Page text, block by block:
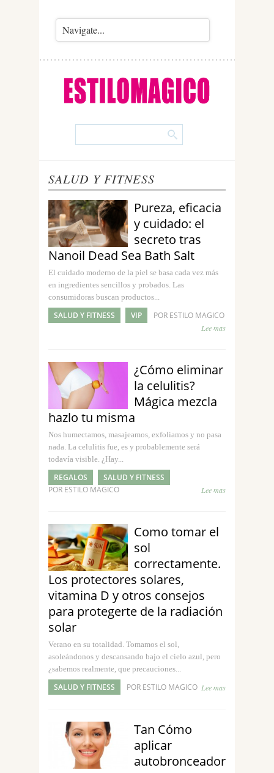
SALUD Y FITNESS
Pureza, eficacia
y cuidado: el
secreto tras
Nanoil Dead Sea Bath Salt
El cuidado moderno de la piel se basa cada vez más
en ingredientes sencillos y probados. Las
consumidoras buscan productos...
SALUD Y FITNESS VIP POR ESTILO MAGICO
Lee mas
¿Cómo eliminar
la celulitis?
Mágica mezcla
hazlo tu misma
Nos humectamos, masajeamos, exfoliamos y no pasa
nada. La celulitis fue, es y probablemente será
todavía visible. ¿Hay...
REGALOS
SALUD Y FITNESS
POR ESTILO MAGICO
Lee mas
Como tomar el
sol
correctamente.
Los protectores solares,
vitamina D y otros consejos
para protegerte de la radiación
solar
Verano en su totalidad. Tomamos el sol,
asoleándonos y descansando bajo el cielo azul, pero
¿sabemos realmente, que precauciones...
SALUD Y FITNESS POR ESTILO MAGICO Lee mas
Tan Cómo
aplicar
autobronceador